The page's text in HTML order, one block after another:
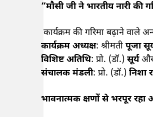
“मौसी जी ने भारतीय नारी की
कार्यक्रम की गरिमा बढ़ाने वाले
कार्यक्रम अध्यक्ष: श्रीमती पूजा
विशिष्ट अतिथि: प्रो. (डॉ.) सूर्यऔर
संचालक मंडली: प्रो. (डॉ.) निशा
भावनात्मक क्षणों से भरपूर